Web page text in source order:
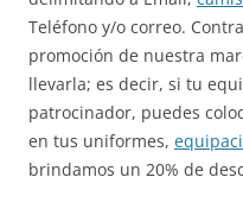
Teléfono y/o correo.
promoción de nuestra
llevarla; es decir, si tu
patrocinador, puedes
en tus uniformes,
brindamos un 20% de